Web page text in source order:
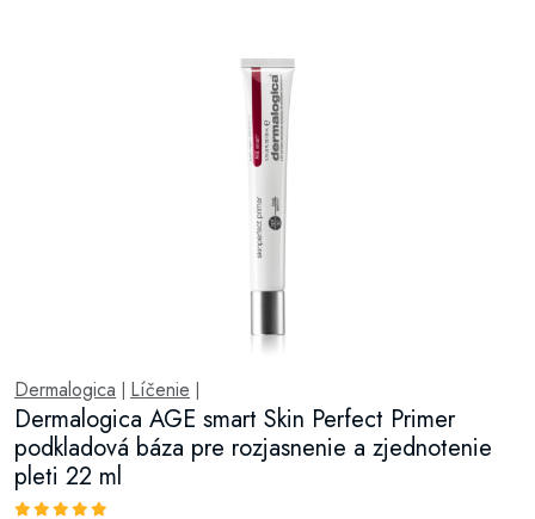
Dermalogica Líčenie
Dermalogica AGE smart Skin Perfect Primer
podkladová báza pre rozjasnenie a zjednotenie
pleti 22 ml